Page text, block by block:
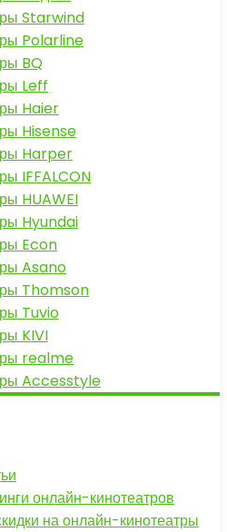
Starwind
Polarline
BQ
Leff
Haier
Hisense
Harper
IFFALCON
HUAWEI
Hyundai
Econ
Asano
Thomson
Tuvio
KIVI
realme
Accesstyle
онлайн-кинотеатров
на онлайн-кинотеатры